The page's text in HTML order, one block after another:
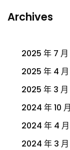
Archives
2025 年 7 月
2025 年 4 月
2025 年 3 月
2024 年 10 月
2024 年 4 月
2024 年 3 月